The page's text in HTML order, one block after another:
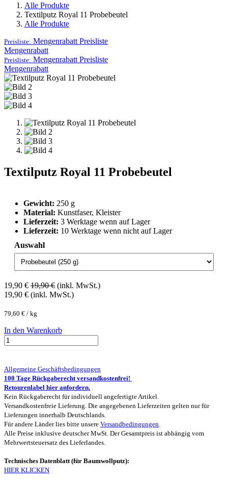
Alle Produkte
Textilputz Royal 11 Probebeutel
Alle Produkte
Preisliste: Mengenrabatt Preisliste
Mengenrabatt
Preisliste: Mengenrabatt Preisliste
Mengenrabatt
Textilputz Royal 11 Probebeutel
Gewicht: 250 g
Material: Kunstfaser, Kleister
Lieferzeit: 3 Werktage wenn auf Lager
Lieferzeit: 10 Werktage wenn nicht auf Lager
Auswahl
19,90 € 19,90€ (inkl. MwSt.)
19,90 € (inkl. MwSt.)
79,60 € / kg
In den Warenkorb
Allgemeine Geschäftsbedingungen
100 Tage Rückgaberecht versandkostenfrei!
Retourenlabel hier anfordern.
Kein Rückgaberecht für individuell angefertigte Artikel.
Versandkostenfreie Lieferung. Die angegebenen Lieferzeiten gelten nur für
Lieferungen innerhalb Deutschlands.
Für andere Länder lies bitte unsere Versandbedingungen.
Alle Preise inklusive deutscher MwSt. Der Gesamtpreis ist abhängig vom
Mehrwertsteuersatz des Lieferlandes.
Technisches Datenblatt (für Baumwollputz):
HIER KLICKEN